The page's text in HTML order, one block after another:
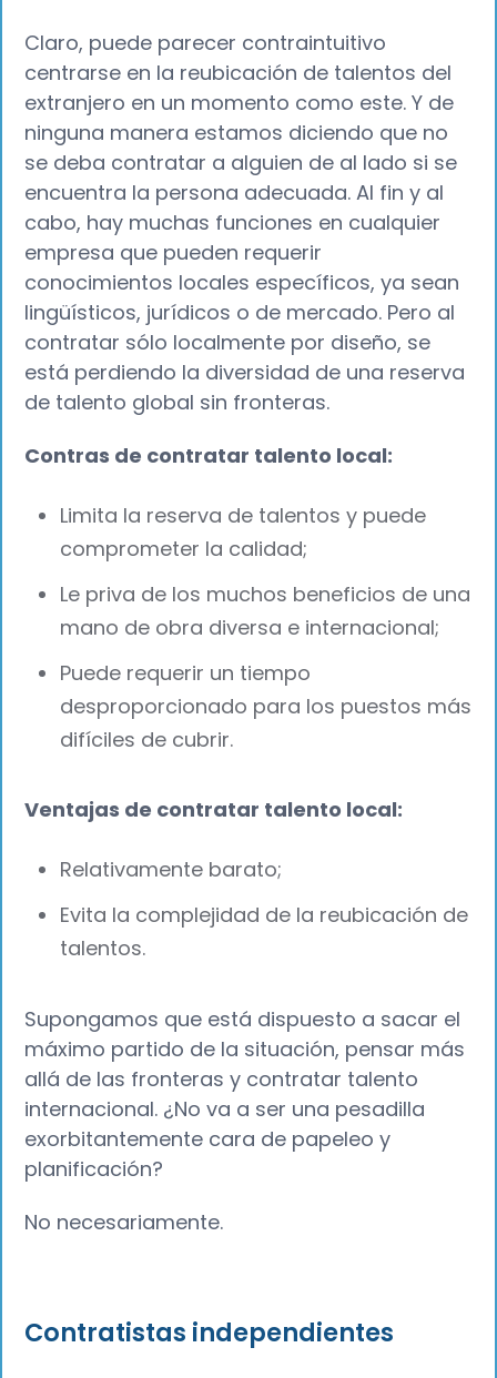
Claro, puede parecer contraintuitivo
centrarse en la reubicación de talentos del
extranjero en un momento como este. Y de
ninguna manera estamos diciendo que no
se deba contratar a alguien de al lado si se
encuentra la persona adecuada. Al fin y al
cabo, hay muchas funciones en cualquier
empresa que pueden requerir
conocimientos locales específicos, ya sean
lingüísticos, jurídicos o de mercado. Pero al
contratar sólo localmente por diseño, se
está perdiendo la diversidad de una reserva
de talento global sin fronteras.
Contras de contratar talento local:
Limita la reserva de talentos y puede
comprometer la calidad;
Le priva de los muchos beneficios de una
mano de obra diversa e internacional;
Puede requerir un tiempo
desproporcionado para los puestos más
difíciles de cubrir.
Ventajas de contratar talento local:
Relativamente barato;
Evita la complejidad de la reubicación de
talentos.
Supongamos que está dispuesto a sacar el
máximo partido de la situación, pensar más
allá de las fronteras y contratar talento
internacional. ¿No va a ser una pesadilla
exorbitantemente cara de papeleo y
planificación?
No necesariamente.
Contratistas independientes